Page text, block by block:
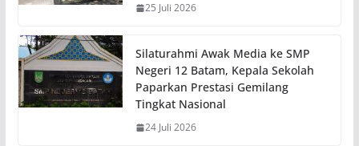
25 Juli 2026
Silaturahmi Awak Media ke SMP
Negeri 12 Batam, Kepala Sekolah
Paparkan Prestasi Gemilang
Tingkat Nasional
24 Juli 2026